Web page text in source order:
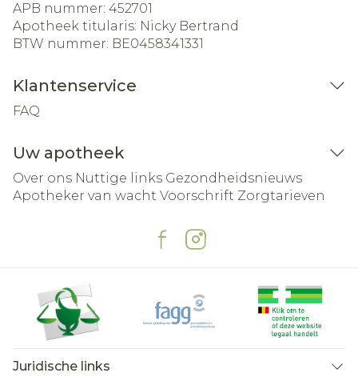
APB nummer: 452701
Apotheek titularis: Nicky Bertrand
BTW nummer: BE0458341331
Klantenservice
FAQ
Uw apotheek
Over ons Nuttige links Gezondheidsnieuws
Apotheker van wacht Voorschrift Zorgtarieven
Juridische links